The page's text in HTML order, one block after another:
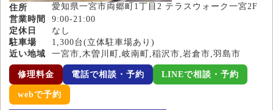
住所
愛知県一宮市両郷町1丁目2 テラスウォーク一宮2F
営業時間
9:00-21:00
定休日
なし
駐車場
1,300台(立体駐車場あり)
近い地域
一宮市,木曽川町,岐南町,稲沢市,岩倉市,羽島市
修理料金 電話で相談・予約 LINEで相談・予約
webで予約